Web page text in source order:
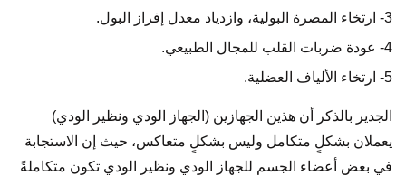
3- ارتخاء المصرة البولية، وازدياد معدل إفراز البول.
4- عودة ضربات القلب للمجال الطبيعي.
5- ارتخاء الألياف العضلية.
الجدير بالذكر أن هذين الجهازين (الجهاز الودي ونظير الودي)
يعملان بشكلٍ متكامل وليس بشكلٍ متعاكس، حيث إن الاستجابة
في بعض أعضاء الجسم للجهاز الودي ونظير الودي تكون متكاملةً